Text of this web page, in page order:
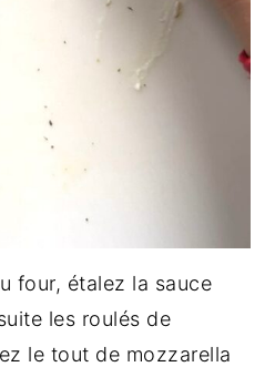
four, étalez la sauce
les roulés de
le tout de mozzarella